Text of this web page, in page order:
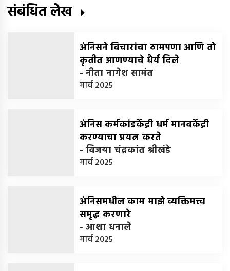
संबंधित लेख
अंनिसने विचारांचा ठामपणा आणि तो
कृतीत आणण्याचे धैर्य दिले
-नीता नागेश सामंत
मार्च 2025
अंनिस कर्मकांडकेंद्री धर्म मानवकेंद्री
करण्याचा प्रयत्न करते
-विजया चंद्रकांत श्रीखंडे
मार्च 2025
अंनिसमधील काम माझे व्यक्तिमत्त्व
समृद्ध करणारे
- आशा धनाले
मार्च 2025